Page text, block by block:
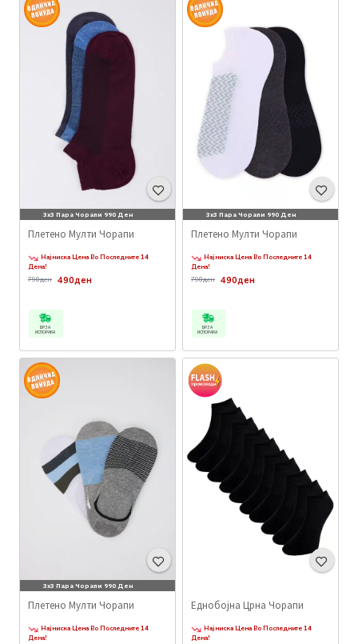
3x3 Пара Чорапи 990 Ден
Плетено Мулти Чорапи
Најниска Цена Во Последните 14
Дена!
490ден
790ден
БРЗА
ИСПОРАКА
3x3 Пара Чорапи 990 Ден
Плетено Мулти Чорапи
Најниска Цена Во Последните 14
Дена!
490ден
790ден
БРЗА
ИСПОРАКА
3x3 Пара Чорапи 990 Ден
Плетено Мулти Чорапи
Најниска Цена Во Последните 14
Дена!
Еднобојна Црна Чорапи
Најниска Цена Во Последните 14
Дена!